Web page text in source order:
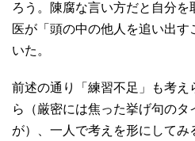
ろう。陳腐な言い方だと自分
医が「頭の中の他人を追い出
いた。
前述の通り「練習不足」も考
ら（厳密には焦った挙げ句のタ
が）、一人で考えを形にしてみ